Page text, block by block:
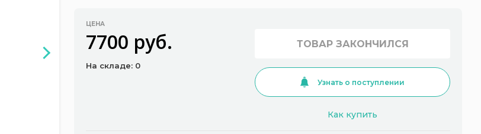
ЦЕНА
7700 руб.
На складе: 0
ТОВАР ЗАКОНЧИЛСЯ
Узнать о поступлении
Как купить